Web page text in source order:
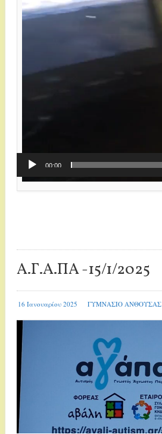
00:00
Α.Γ.Α.ΠΑ -15/1/2025
16 Ιανουαρίου 2025 ΓΥΜΝΑΣΙΟ ΑΝΘΟΥΣΑΣ